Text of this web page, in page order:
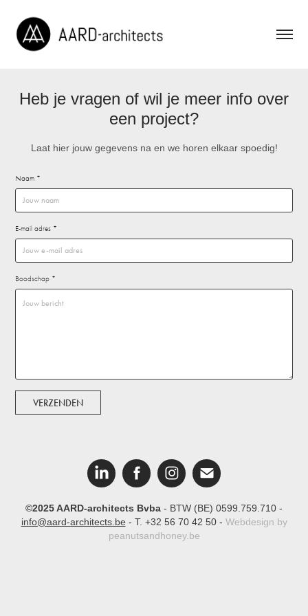
Heb je vragen of wil je meer info over
een project?
Laat hier jouw gegevens na en we horen elkaar spoedig!
Naam *
E-mail adres *
Boodschap *
VERZENDEN
©2025 AARD-architects Bvba - BTW (BE) 0599.759.710 -
info@aard-architects.be - T. +32 56 70 42 50 - Webdesign by
peanutsandhoney.be